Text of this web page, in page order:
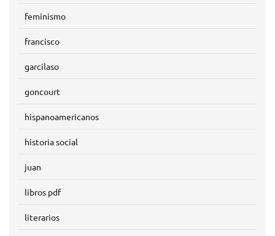
feminismo
francisco
garcilaso
goncourt
hispanoamericanos
historia social
juan
libros pdf
literarios